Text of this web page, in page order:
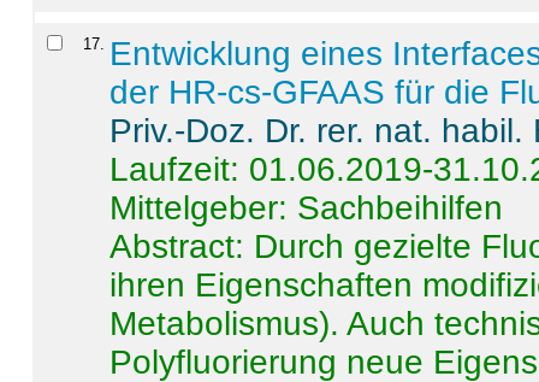
17
Entwicklung eines
der HR-cs-GFAAS für die
Priv.-Doz. Dr. rer. nat.
Laufzeit: 01.06.2019-
Mittelgeber: Sachbeihilfen
Abstract: Durch gezielte
ihren Eigenschaften
Metabolismus). Auch
Polyfluorierung neue